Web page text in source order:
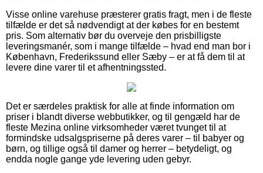
Visse online varehuse præsterer gratis fragt, men i de fleste
tilfælde er det så nødvendigt at der købes for en bestemt
pris. Som alternativ bør du overveje den prisbilligste
leveringsmanér, som i mange tilfælde – hvad end man bor i
København, Frederikssund eller Sæby – er at få dem til at
levere dine varer til et afhentningssted.
Det er særdeles praktisk for alle at finde information om
priser i blandt diverse webbutikker, og til gengæld har de
fleste Mezina online virksomheder været tvunget til at
formindske udsalgspriserne på deres varer – til babyer og
børn, og tillige også til damer og herrer – betydeligt, og
endda nogle gange yde levering uden gebyr.